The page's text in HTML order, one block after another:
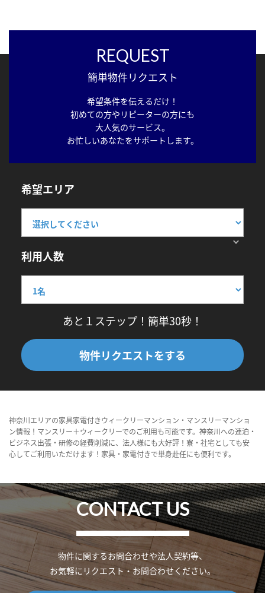
REQUEST
簡単物件リクエスト
希望条件を伝えるだけ！
初めての方やリピーターの方にも
大人気のサービス。
お忙しいあなたをサポートします。
希望エリア
利用人数
あと１ステップ！簡単30秒！
物件リクエストをする
神奈川エリアの家具家電付きウィークリーマンション・マンスリーマンショ
ン情報！マンスリー＋ウィークリーでのご利用も可能です。神奈川への連泊・
ビジネス出張・研修の経費削減に、法人様にも大好評！寮・社宅としても安
心してご利用いただけます！家具・家電付きで単身赴任にも便利です。
CONTACT US
物件に関するお問合わせや法人契約等、
お気軽にリクエスト・お問合わせください。